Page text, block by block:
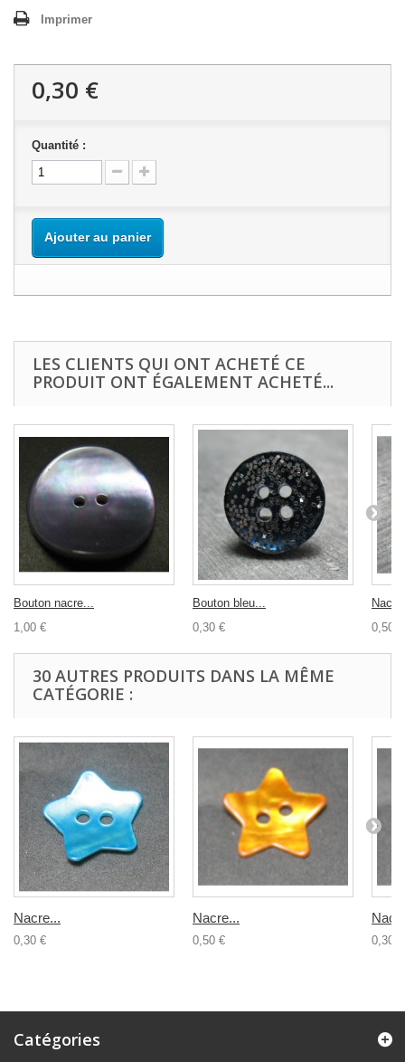
Imprimer
0,30 €
Quantité :
Ajouter au panier
LES CLIENTS QUI ONT ACHETÉ CE
PRODUIT ONT ÉGALEMENT ACHETÉ...
Bouton nacre...
1,00 €
Bouton bleu...
0,30 €
0,50 €
30 AUTRES PRODUITS DANS LA MÊME
CATÉGORIE :
Nacre...
0,30 €
Nacre...
0,50 € 0,30 €
Catégories